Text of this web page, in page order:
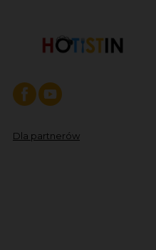
Dla partnerów